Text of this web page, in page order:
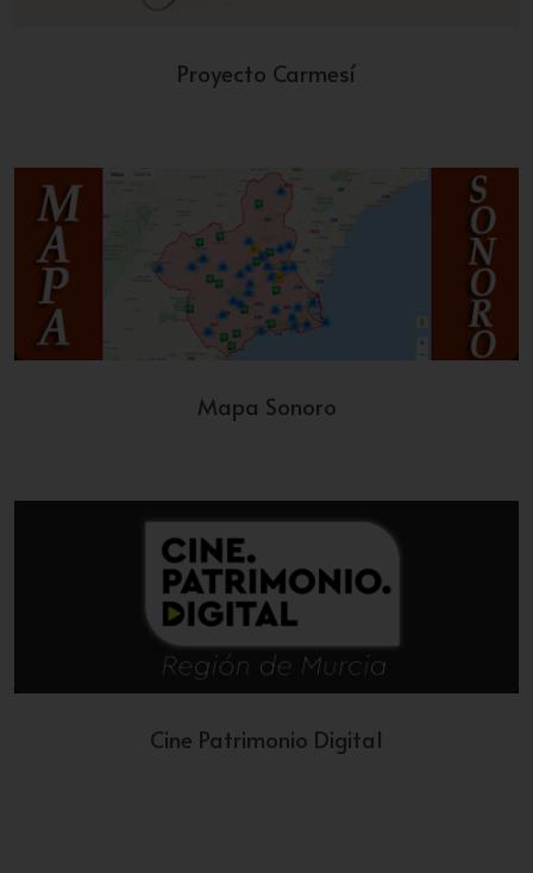
Proyecto Carmesí
Mapa Sonoro
Cine Patrimonio Digital